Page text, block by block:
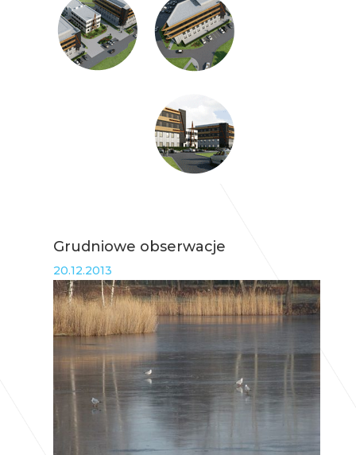
Grudniowe obserwacje
20.12.2013